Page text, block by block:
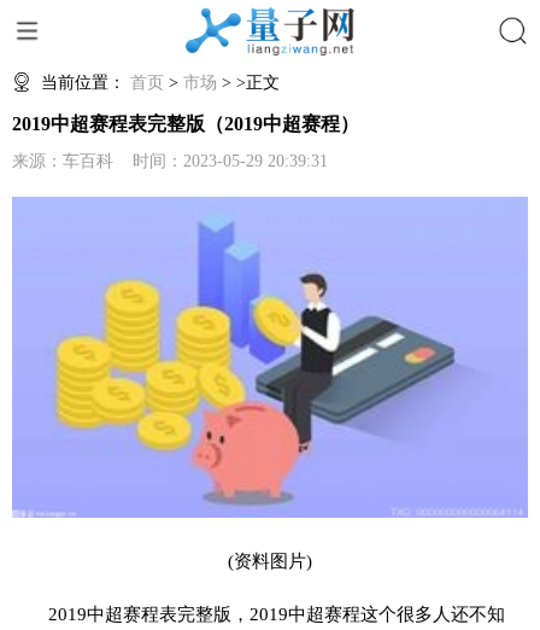
当前位置： 首页 > 市场 > >正文
2019中超赛程表完整版（2019中超赛程）
来源：车百科 时间：2023-05-29 20:39:31
(资料图片)
2019中超赛程表完整版，2019中超赛程这个很多人还不知